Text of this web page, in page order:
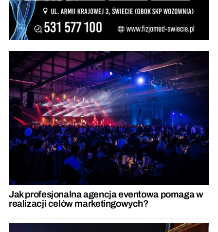
Jak profesjonalna agencja eventowa pomaga w
realizacji celów marketingowych?